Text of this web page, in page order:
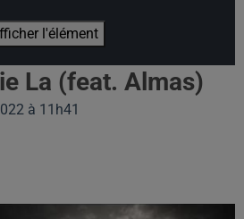
l'élément
La (feat. Almas)
à 11h41